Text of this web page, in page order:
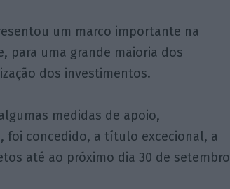
um marco importante na
para uma grande maioria dos
dos investimentos.
medidas de apoio,
foi concedido, a título excecional, a
até ao próximo dia 30 de setembro